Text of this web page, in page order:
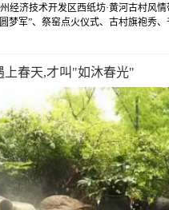
经济技术开发区西纸坊·黄河古村风
梦军”、祭窑点火仪式、古村旗袍秀、
驾游等活动精彩上演；花海美景、儿
上春天,才叫"如沐春光"